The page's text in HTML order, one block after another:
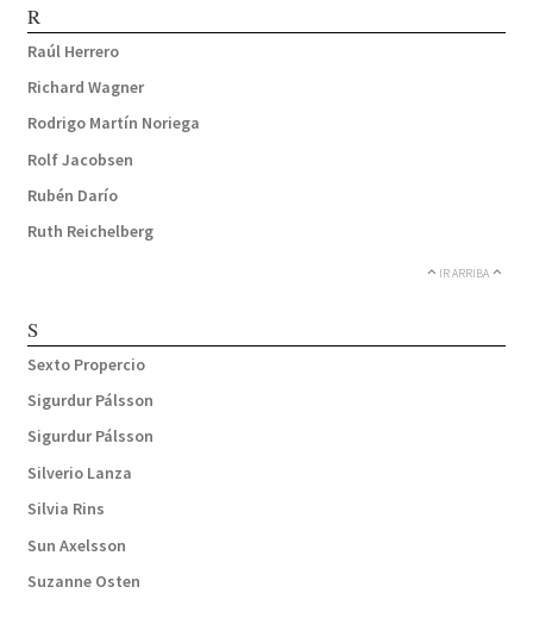
R
Raúl Herrero
Richard Wagner
Rodrigo Martín Noriega
Rolf Jacobsen
Rubén Darío
Ruth Reichelberg
IR ARRIBA
S
Sexto Propercio
Sigurdur Pálsson
Sigurdur Pálsson
Silverio Lanza
Silvia Rins
Sun Axelsson
Suzanne Osten